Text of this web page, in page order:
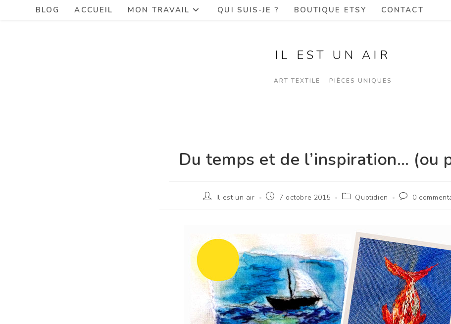
BLOG ACCUEIL MON TRAVAIL QUI SUIS-JE ? BOUTIQUE ETSY CONTACT
IL EST UN AIR
ART TEXTILE – PIÈCES UNIQUES
Du temps et de l’inspiration… (ou
Il est un air 7 octobre 2015 Quotidien 0